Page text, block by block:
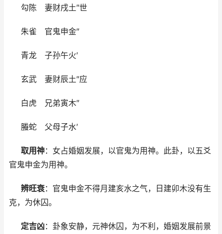
勾陈 妻财戌土″世
朱雀 官鬼申金″
青龙 子孙午火′
玄武 妻财辰土″应
白虎 兄弟寅木″
螣蛇 父母子水′
取用神：女占婚姻发展，以官鬼为用神。此卦，以五爻
官鬼申金为用神。
辨旺衰：官鬼申金不得月建亥水之气，日建卯木没有生
克，为休囚。
定吉凶：卦象安静，元神休囚，为不利，婚姻发展前景